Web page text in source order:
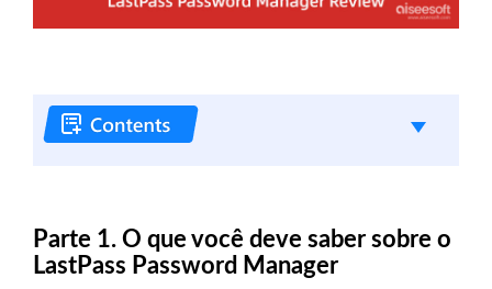
Parte 1. O que você deve saber sobre o
LastPass Password Manager